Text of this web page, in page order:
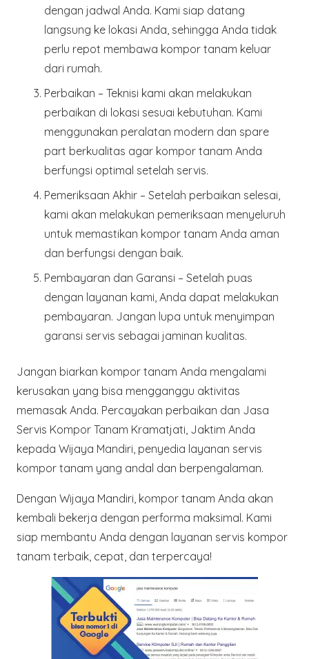
dengan jadwal Anda. Kami siap datang
langsung ke lokasi Anda, sehingga Anda tidak
perlu repot membawa kompor tanam keluar
dari rumah.
Perbaikan – Teknisi kami akan melakukan
perbaikan di lokasi sesuai kebutuhan. Kami
menggunakan peralatan modern dan spare
part berkualitas agar kompor tanam Anda
berfungsi optimal setelah servis.
Pemeriksaan Akhir – Setelah perbaikan selesai,
kami akan melakukan pemeriksaan menyeluruh
untuk memastikan kompor tanam Anda aman
dan berfungsi dengan baik.
Pembayaran dan Garansi – Setelah puas
dengan layanan kami, Anda dapat melakukan
pembayaran. Jangan lupa untuk menyimpan
garansi servis sebagai jaminan kualitas.
Jangan biarkan kompor tanam Anda mengalami
kerusakan yang bisa mengganggu aktivitas
memasak Anda. Percayakan perbaikan dan Jasa
Servis Kompor Tanam Kramatjati, Jaktim Anda
kepada Wijaya Mandiri, penyedia layanan servis
kompor tanam yang andal dan berpengalaman.
Dengan Wijaya Mandiri, kompor tanam Anda akan
kembali bekerja dengan performa maksimal. Kami
siap membantu Anda dengan layanan servis kompor
tanam terbaik, cepat, dan terpercaya!